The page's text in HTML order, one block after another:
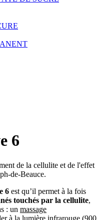
6
6 est qu’il permet à la fois
touchés par la cellulite,
: un massage
à la lumière infrarouge (900